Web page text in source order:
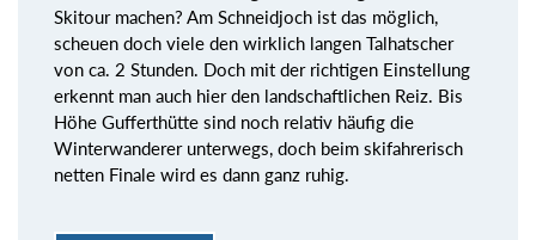
Skitour machen? Am Schneidjoch ist das möglich,
scheuen doch viele den wirklich langen Talhatscher
von ca. 2 Stunden. Doch mit der richtigen Einstellung
erkennt man auch hier den landschaftlichen Reiz. Bis
Höhe Gufferthütte sind noch relativ häufig die
Winterwanderer unterwegs, doch beim skifahrerisch
netten Finale wird es dann ganz ruhig.